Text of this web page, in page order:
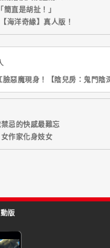
直是胡扯！」
海洋奇緣】真人版！
臉惡魔現身！【陰兒房：鬼門陰
忌的快感最難忘
作家化身妓女
版